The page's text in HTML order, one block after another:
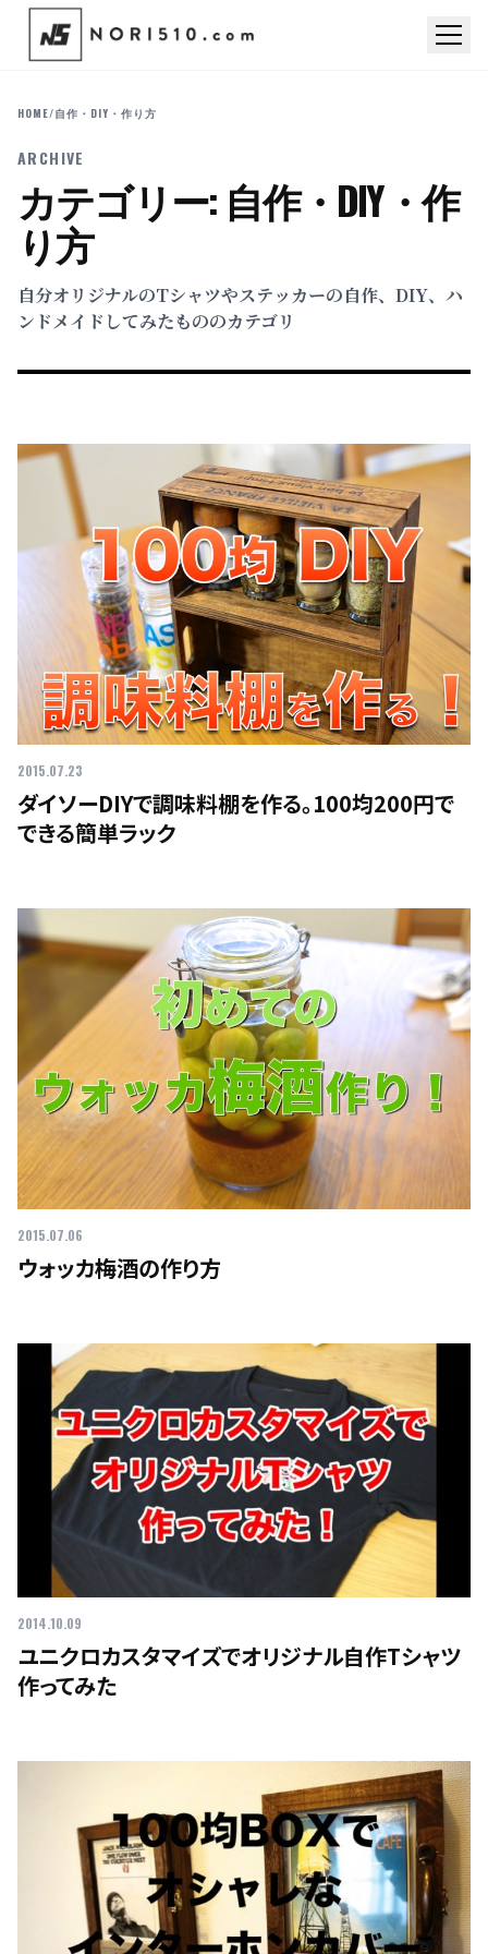
HOME/自作・DIY・作り方
ARCHIVE
カテゴリー: 自作・DIY・作
り方
自分オリジナルのTシャツやステッカーの自作、DIY、ハ
ンドメイドしてみたもののカテゴリ
2015.07.23
ダイソーDIYで調味料棚を作る。100均200円で
できる簡単ラック
2015.07.06
ウォッカ梅酒の作り方
2014.10.09
ユニクロカスタマイズでオリジナル自作Tシャツ
作ってみた